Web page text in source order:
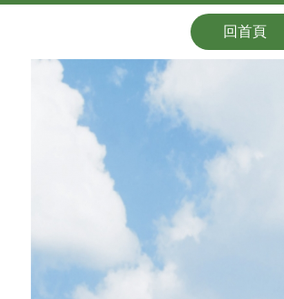
回首頁